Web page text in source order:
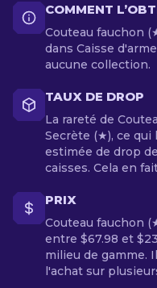
COMMENT
Couteau fauchon
dans Caisse
aucune collection.
TAUX DE DROP
La rareté de
Secrète (★), ce
estimée de drop
caisses. Cela en
PRIX
Couteau fauchon
entre $67.98 et
milieu de gamme.
l'achat sur